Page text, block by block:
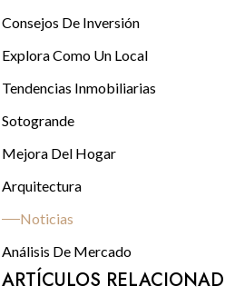
Consejos De Inversión
Explora Como Un Local
Tendencias Inmobiliarias
Sotogrande
Mejora Del Hogar
Arquitectura
Noticias
Análisis De Mercado
ARTÍCULOS